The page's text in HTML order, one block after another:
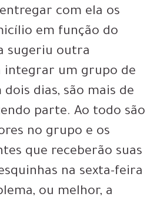
com ela os
em função do
sugeriu outra
integrar um grupo de
dias, são mais de
parte. Ao todo são
no grupo e os
que receberão suas
na sexta-feira
ou melhor, a